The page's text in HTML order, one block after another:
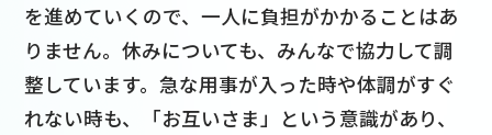
を進めていくので、一人に負担がかかることはあ
りません。休みについても、みんなで協力して調
整しています。急な用事が入った時や体調がすぐ
れない時も、「お互いさま」という意識があり、